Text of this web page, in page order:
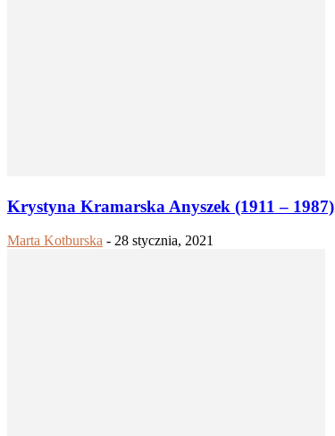
Krystyna Kramarska Anyszek (1911 – 1987)
Marta Kotburska - 28 stycznia, 2021